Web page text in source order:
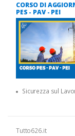
CORSO DI
PES - PAV - PEI
Sicurezza sul
Tutto626.it